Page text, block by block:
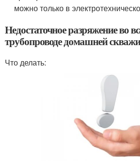
можно только в
Недостаточное разряжение во
трубопроводе домашней
Что делать: